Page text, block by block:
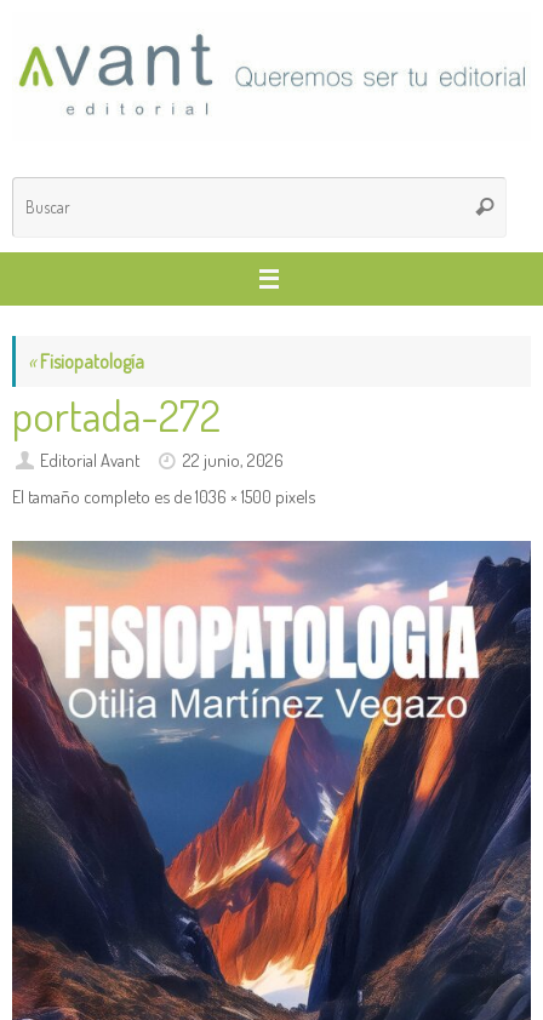
contenido
Buscar
«Fisiopatología
portada-272
Editorial Avant
22 junio, 2026
El tamaño completo es de1036 × 1500 pixels